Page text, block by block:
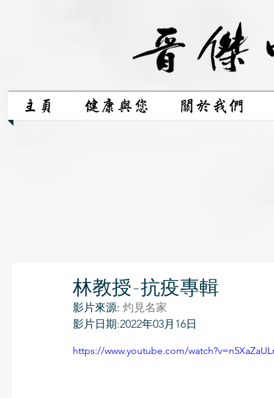
主頁 健康與您 關於我們
林教授-抗疫專輯
影片來源: 灼見名家
影片日期:2022年03月16日
https://www.youtube.com/